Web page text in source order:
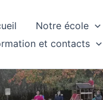
Notre école
et contacts